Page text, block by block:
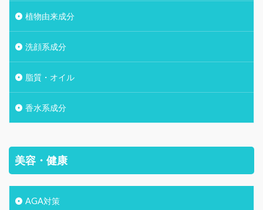
植物由来成分
洗顔系成分
脂質・オイル
香水系成分
美容・健康
AGA対策